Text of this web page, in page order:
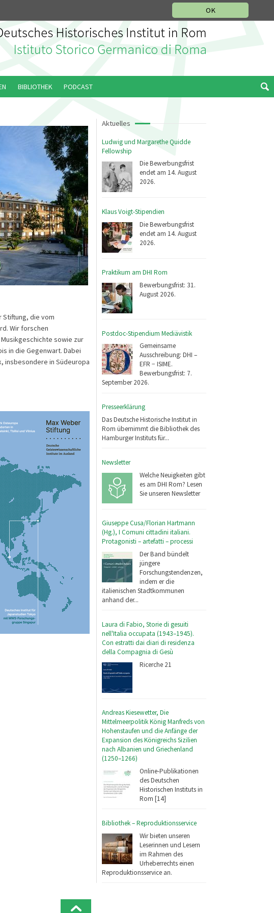
OK
Aktuelles
Ludwig und Margarethe Quidde
Fellowship
Die Bewerbungsfrist
endet am 14. August
2026.
Klaus Voigt-Stipendien
Die Bewerbungsfrist
endet am 14. August
2026.
Praktikum am DHI Rom
Bewerbungsfrist: 31.
August 2026.
Postdoc-Stipendium Mediävistik
Gemeinsame
Ausschreibung: DHI –
EFR − ISIME.
Bewerbungsfrist: 7.
September 2026.
Presseerklärung
Das Deutsche Historische Institut in
Rom übernimmt die Bibliothek des
Hamburger Instituts für...
Newsletter
Welche Neuigkeiten gibt
es am DHI Rom? Lesen
Sie unseren Newsletter
Giuseppe Cusa/Florian Hartmann
(Hg.), I Comuni cittadini italiani.
Protagonisti – artefatti – processi
Der Band bündelt
jüngere
Forschungstendenzen,
indem er die
italienischen Stadtkommunen
anhand der...
Laura di Fabio, Storie di gesuiti
nell'Italia occupata (1943–1945).
Con estratti dai diari di residenza
della Compagnia di Gesù
Ricerche 21
Andreas Kiesewetter, Die
Mittelmeerpolitik König Manfreds von
Hohenstaufen und die Anfänge der
Expansion des Königreichs Sizilien
nach Albanien und Griechenland
(1250–1266)
Online-Publikationen
des Deutschen
Historischen Instituts in
Rom [14]
Bibliothek – Reproduktionsservice
Wir bieten unseren
Leserinnen und Lesern
im Rahmen des
Urheberrechts einen
Reproduktionsservice an.
Stiftung, die vom
Wir forschen
sowie zur
in die Gegenwart. Dabei
insbesondere in Südeuropa
BIBLIOTHEK PODCAST